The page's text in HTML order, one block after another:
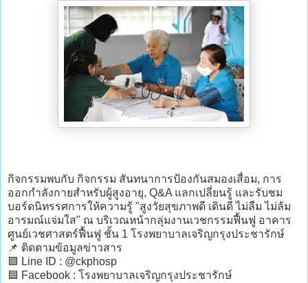
กิจกรรมพบกับ กิจกรรม สันทนาการป้องกันสมองเสื่อม, การ
ออกกำลังกายสำหรับผู้สูงอายุ, Q&A แลกเปลี่ยนรู้ และรับชม
บอร์ดนิทรรศการให้ความรู้ "สูงวัยสุขภาพดี เดินดี ไม่ลืม ไม่ล้ม
อารมณ์แจ่มใส" ณ บริเวณหน้ากลุ่มงานเวชกรรมฟื้นฟู อาคาร
ศูนย์เวชศาสตร์ฟื้นฟู ชั้น 1 โรงพยาบาลเจริญกรุงประชารักษ์
📌 ติดตามข้อมูลข่าวสาร
🟩 Line ID : @ckphosp
🟦 Facebook : โรงพยาบาลเจริญกรุงประชารักษ์